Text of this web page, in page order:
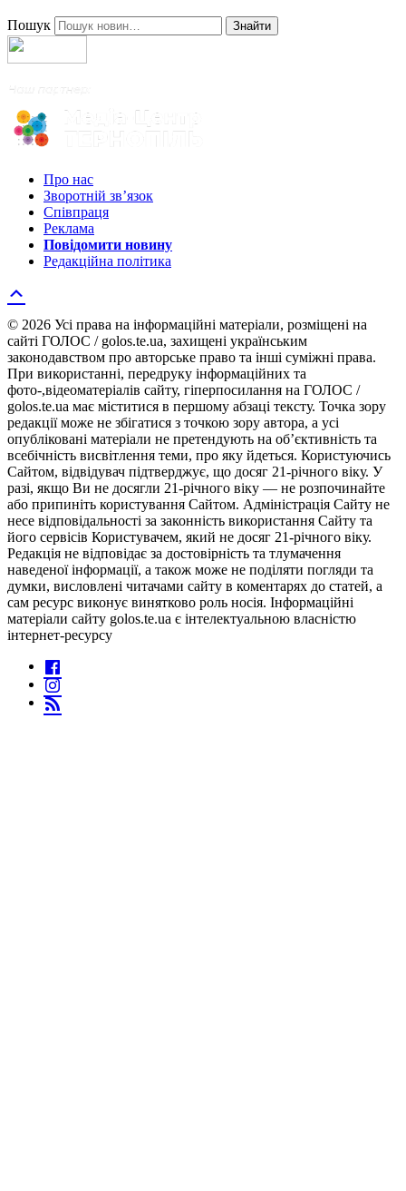
Пошук Знайти
Про нас
Зворотній зв’язок
Співпраця
Реклама
Повідомити новину
Редакційна політика
© 2026 Усі права на інформаційні матеріали, розміщені на
сайті ГОЛОС / golos.te.ua, захищені українським
законодавством про авторське право та інші суміжні права.
При використанні, передруку інформаційних та
фото-,відеоматеріалів сайту, гіперпосилання на ГОЛОС /
golos.te.ua має міститися в першому абзаці тексту. Точка зору
редакції може не збігатися з точкою зору автора, а усі
опубліковані матеріали не претендують на об’єктивність та
всебічність висвітлення теми, про яку йдеться. Користуючись
Сайтом, відвідувач підтверджує, що досяг 21-річного віку. У
разі, якщо Ви не досягли 21-річного віку — не розпочинайте
або припиніть користування Сайтом. Адміністрація Сайту не
несе відповідальності за законність використання Сайту та
його сервісів Користувачем, який не досяг 21-річного віку.
Редакція не відповідає за достовірність та тлумачення
наведеної інформації, а також може не поділяти погляди та
думки, висловлені читачами сайту в коментарях до статей, а
сам ресурс виконує винятково роль носія. Інформаційні
матеріали сайту golos.te.ua є інтелектуальною власністю
інтернет-ресурсу